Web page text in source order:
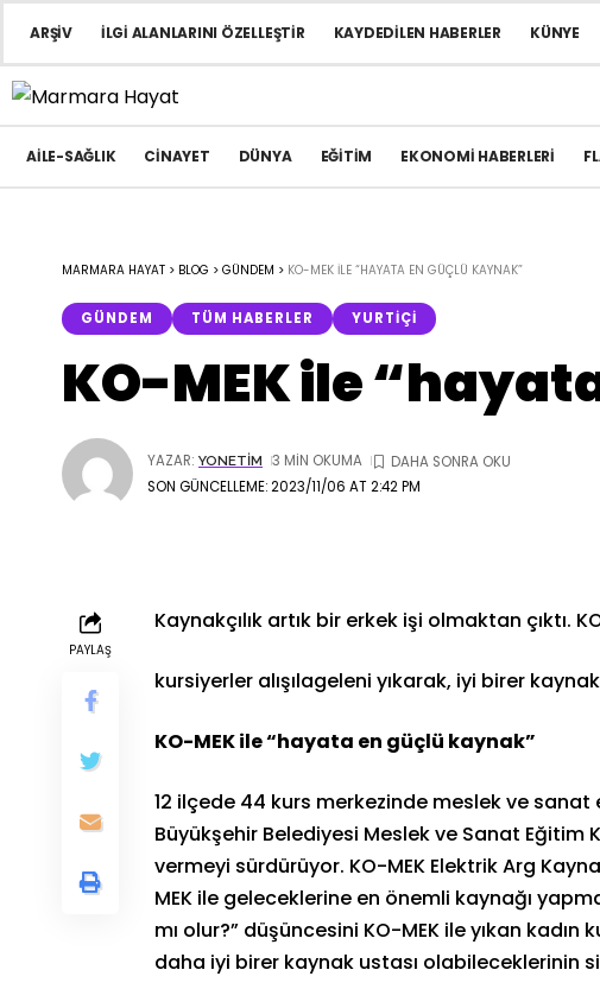
ARŞIV İLGI ALANLARINI ÖZELLEŞTIR KAYDEDILEN HABERLER KÜNYE
AILE-SAĞLIK CINAYET DÜNYA EĞITIM EKONOMI HABERLERI
MARMARA HAYAT > BLOG > GÜNDEM > KO-MEK ILE “HAYATA EN GÜÇLÜ KAYNAK”
GÜNDEM TÜM HABERLER YURTIÇI
KO-MEK ile
SON GÜNCELLEME: 2023/11/06 AT 2:42 PM
YAZAR: YONETIM 3 MIN OKUMA
PAYLAŞ
Kaynakçılık artık bir erkek işi olmaktan çıktı.
kursiyerler alışılageleni yıkarak, iyi birer
KO-MEK ile “hayata en güçlü kaynak”
12 ilçede 44 kurs merkezinde meslek ve
Büyükşehir Belediyesi Meslek ve Sanat Eğitim
vermeyi sürdürüyor. KO-MEK Elektrik Arg
MEK ile geleceklerine en önemli kaynağı
mı olur?” düşüncesini KO-MEK ile yıkan
daha iyi birer kaynak ustası olabileceklerinin